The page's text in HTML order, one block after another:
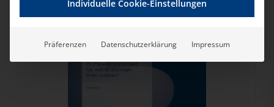
Individuelle Cookie-Einstellungen
Präferenzen Datenschutzerklärung Impressum